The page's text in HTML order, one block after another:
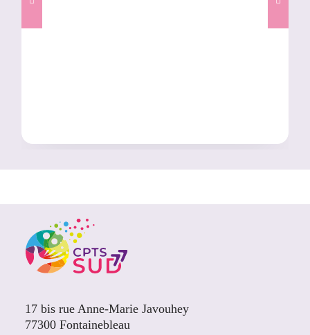
17 bis rue Anne-Marie Javouhey
77300 Fontainebleau